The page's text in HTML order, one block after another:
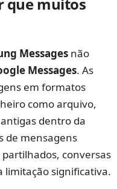
Messages não
Messages. As
em formatos
como arquivo,
dentro da
de mensagens
conversas
limitação significativa.